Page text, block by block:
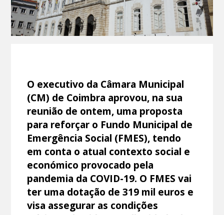
O executivo da Câmara Municipal
(CM) de Coimbra aprovou, na sua
reunião de ontem, uma proposta
para reforçar o Fundo Municipal de
Emergência Social (FMES), tendo
em conta o atual contexto social e
económico provocado pela
pandemia da COVID-19. O FMES vai
ter uma dotação de 319 mil euros e
visa assegurar as condições